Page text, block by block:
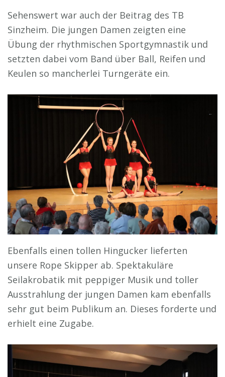
Sehenswert war auch der Beitrag des TB
Sinzheim. Die jungen Damen zeigten eine
Übung der rhythmischen Sportgymnastik und
setzten dabei vom Band über Ball, Reifen und
Keulen so mancherlei Turngeräte ein.
Ebenfalls einen tollen Hingucker lieferten
unsere Rope Skipper ab. Spektakuläre
Seilakrobatik mit peppiger Musik und toller
Ausstrahlung der jungen Damen kam ebenfalls
sehr gut beim Publikum an. Dieses forderte und
erhielt eine Zugabe.